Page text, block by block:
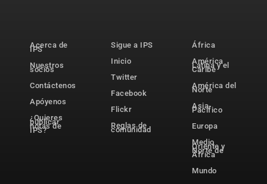
Acerca de
IPS
Nuestros
socios
Contáctenos
Apóyenos
¿Quieres
publicar
notas de
IPS?
Sigue a IPS
Inicio
Twitter
Facebook
Flickr
Reglas de
comunidad
África
América
Latina y el
Caribe
América del
Norte
Asia-
Pacífico
Europa
Medio
Oriente y
Norte de
África
Mundo